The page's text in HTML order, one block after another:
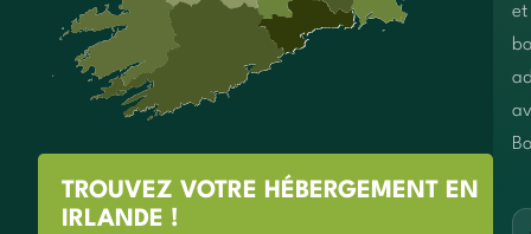
TROUVEZ VOTRE HÉBERGEMENT EN
IRLANDE !
et